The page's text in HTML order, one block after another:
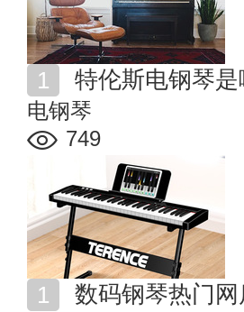
特伦斯电钢琴
电钢琴
749